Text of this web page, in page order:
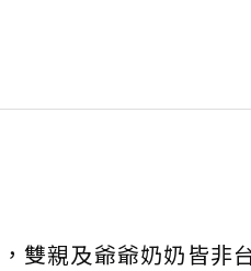
雙親及爺爺奶奶皆非